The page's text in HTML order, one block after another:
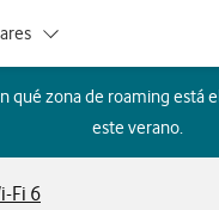
de vodafone.es
Segmento
qué zona de roaming está
este verano.
Fi 6